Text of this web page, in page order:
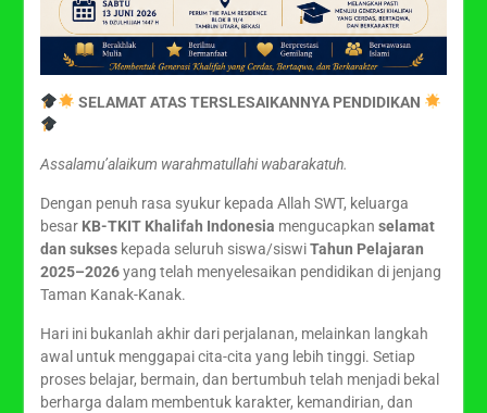
SELAMAT ATAS TERSLESAIKANNYA PENDIDIKAN
Assalamu’alaikum warahmatullahi wabarakatuh.
Dengan penuh rasa syukur kepada Allah SWT, keluarga
besar KB-TKIT Khalifah Indonesia mengucapkan selamat
dan sukseskepada seluruh siswa/siswiTahun Pelajaran
2025–2026yang telah menyelesaikan pendidikan di jenjang
Taman Kanak-Kanak.
Hari ini bukanlah akhir dari perjalanan, melainkan langkah
awal untuk menggapai cita-cita yang lebih tinggi. Setiap
proses belajar, bermain, dan bertumbuh telah menjadi bekal
berharga dalam membentuk karakter, kemandirian, dan